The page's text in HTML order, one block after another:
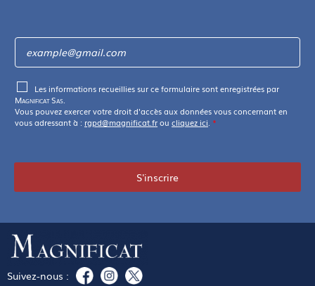
Les informations recueillies sur ce formulaire sont enregistrées par
Magnificat Sas
Vous pouvez exercer votre droit d'accès aux données vous concernant en
vous adressant à : rgpd@magnificat.frou cliquez ici *
S'inscrire
Suivez-nous :